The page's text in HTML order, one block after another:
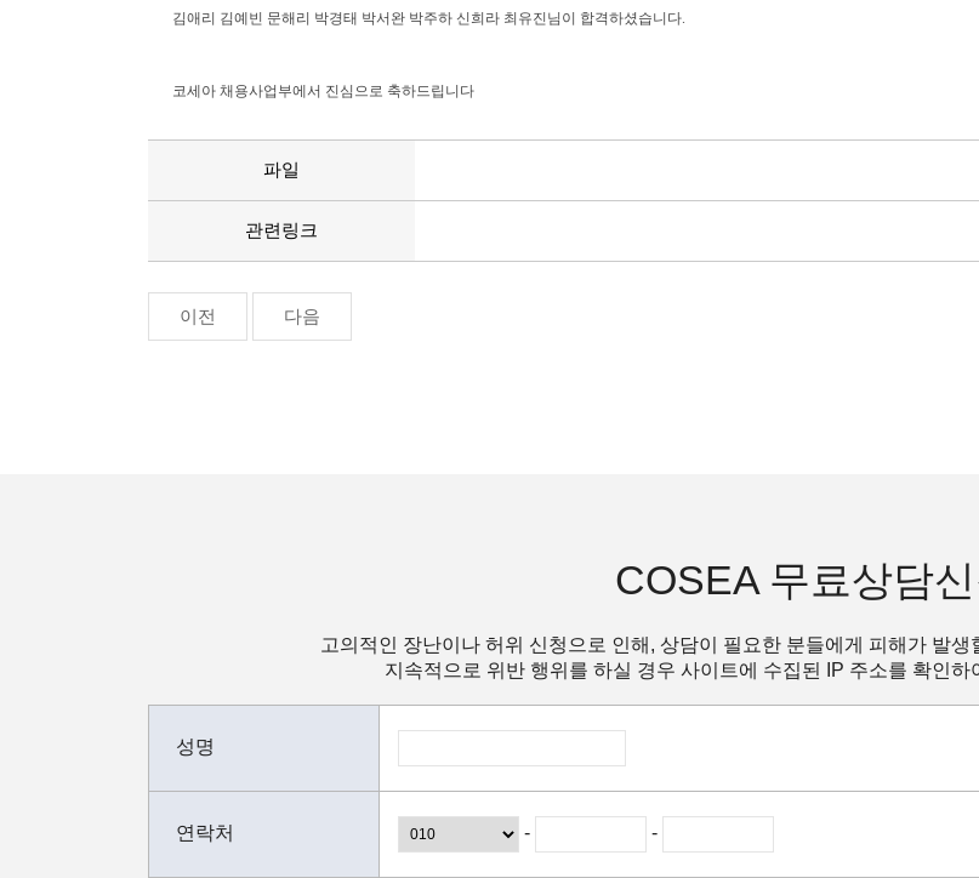
김애리 김예빈 문해리 박경태 박서완 박주하 신희라 최유진님이 합격하셨습니다. ​
코세아 채용사업부에서 진심으로 축하드립니다
파일
관련링크
이전 다음
COSEA 무료상담
고의적인 장난이나 허위 신청으로 인해, 상담이 필요한 분들에게 피해가 발
지속적으로 위반 행위를 하실 경우 사이트에 수집된 IP 주소를 확인
성명
연락처 - -